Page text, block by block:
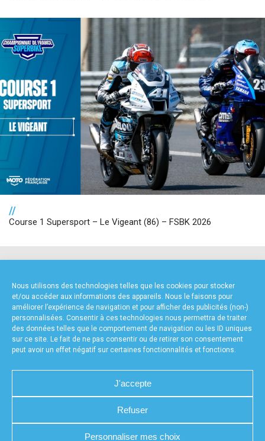
Nous utilisons des technologies telles que les cookies pour stocker
et/ou accéder aux informations des appareils. Nous le faisons pour
améliorer l’expérience de navigation et pour afficher des publicités (non-)
personnalisées. Consentir à ces technologies nous permettra de traiter
des données telles que le comportement de navigation ou les ID uniques
sur ce site. Le fait de ne pas consentir ou de retirer son consentement
peut avoir un effet négatif sur certaines fonctionnalités et fonctions.
J'accepte
Refuser
Personnaliser mes choix
//
Course 1 Supersport – Le Vigeant (86) – FSBK 2026
CHARTE DE CONFIDENTIALITÉ
NOUS CONTACTER